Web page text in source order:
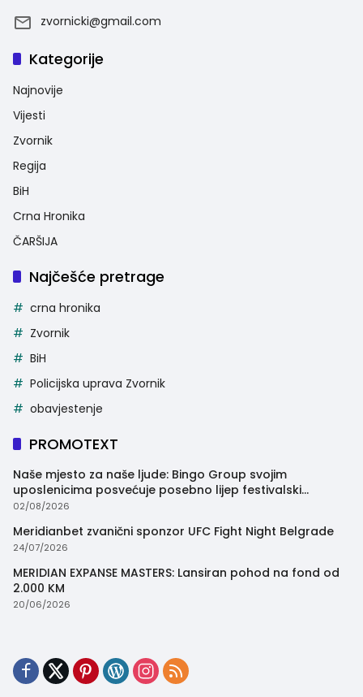
zvornicki@gmail.com
Kategorije
Najnovije
Vijesti
Zvornik
Regija
BiH
Crna Hronika
ČARŠIJA
Najčešće pretrage
crna hronika
Zvornik
BiH
Policijska uprava Zvornik
obavjestenje
PROMOTEXT
Naše mjesto za naše ljude: Bingo Group svojim
uposlenicima posvećuje posebno lijep festivalski
trenutak
02/08/2026
Meridianbet zvanični sponzor UFC Fight Night Belgrade
24/07/2026
MERIDIAN EXPANSE MASTERS: Lansiran pohod na fond od
2.000 KM
20/06/2026